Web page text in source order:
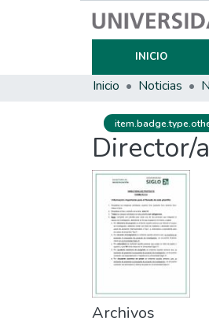
INICIO
Inicio Noticias
Director/
Archivos